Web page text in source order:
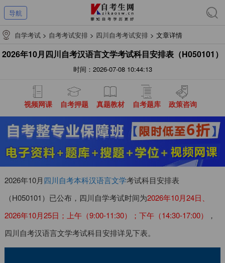
导航
自学考试 > 自考考试安排 > 四川自考考试安排 > 文章详情
2026年10月四川自考汉语言文学考试科目安排表（H050101）
时间：2026-07-08 10:44:13
视频网课 自考押题 真题教材 自考题库 政策咨询
2026年10月四川自考本科汉语言文学考试科目安排表
（H050101）已公布，四川自学考试时间为2026年10月24日、
2026年10月25日；上午（9:00-11:30）；下午（14:30-17:00）
，
四川自考汉语言文学考试科目安排详见下表。